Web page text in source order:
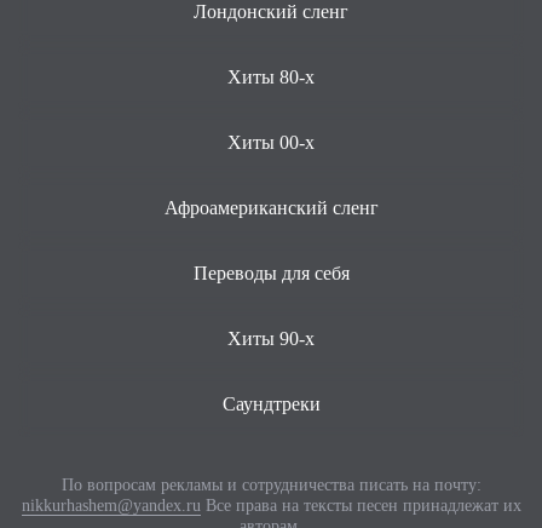
Лондонский сленг
Хиты 80-х
Хиты 00-х
Афроамериканский сленг
Переводы для себя
Хиты 90-х
Саундтреки
По вопросам рекламы и сотрудничества писать на почту:
nikkurhashem@yandex.ruВсе права на тексты песен принадлежат их